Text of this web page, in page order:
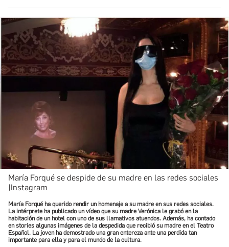
María Forqué se despide de su madre en las redes sociales
|Instagram
María Forqué ha querido rendir un homenaje a su madre en sus redes sociales.
La intérprete ha publicado un vídeo que su madre Verónica le grabó en la
habitación de un hotel con uno de sus llamativos atuendos. Además, ha contado
en stories algunas imágenes de la despedida que recibió su madre en el Teatro
Español. La joven ha demostrado una gran entereza ante una perdida tan
importante para ella y para el mundo de la cultura.